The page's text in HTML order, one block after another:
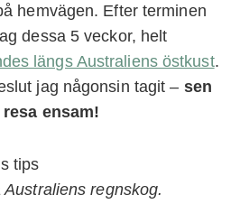
hemvägen. Efter terminen
dessa 5 veckor, helt
längs Australiens östkust.
jag någonsin tagit – sen
ensam!
regnskog.